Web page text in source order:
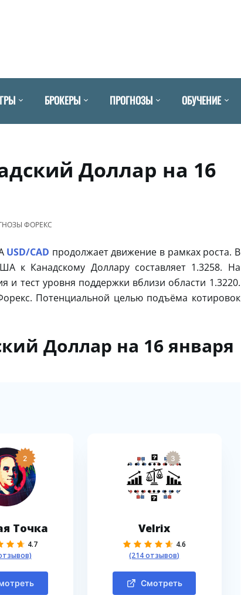
БРОКЕРЫ ПРОГНОЗЫ ОБУЧЕНИЕ
Доллар на 16
ФОРЕКС
USD/CAD продолжает движение в рамках роста. В
к Канадскому Доллару составляет 1.3258. На
тест уровня поддержки вблизи области 1.3220.
Потенциальной целью подъёма котировок
Доллар на 16 января
2
Точка
4.7
3
Velrix
4.6
(214 отзывов)
Смотреть